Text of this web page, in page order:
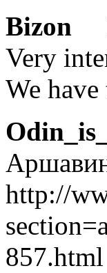
Bizon
Very
We
http://
857.html